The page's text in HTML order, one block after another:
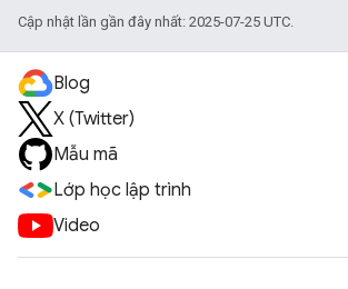
Cập nhật lần gần đây nhất: 2025-07-25 UTC.
Blog
X (Twitter)
Mẫu mã
Lớp học lập trình
Video